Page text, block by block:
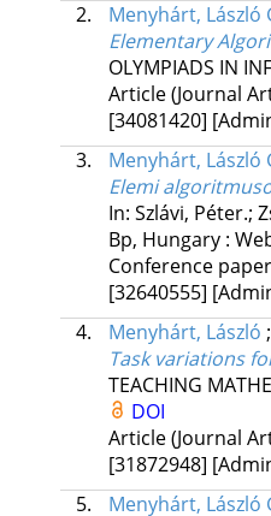
2.
Menyhárt, László
Elementary
OLYMPIADS IN
Article (Journal
[34081420]
3.
Menyhárt, László
Elemi
In: Szlávi, Péter.;
Bp, Hungary :
Conference
[32640555]
4.
Menyhárt, László ;
Task variations
TEACHING
DOI
Article (Journal
[31872948]
5.
Menyhárt, László